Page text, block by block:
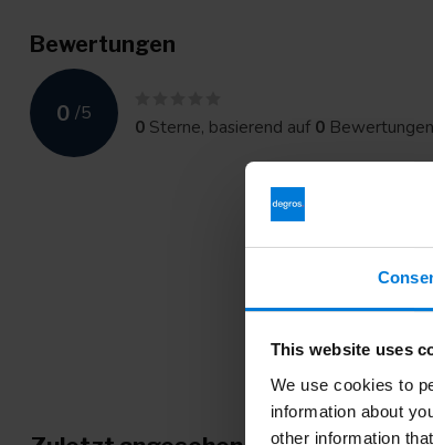
This website uses
We use cookies to
information about
other information
Bewertungen
0 /5
0 Sterne, basierend auf 0 Bewertungen